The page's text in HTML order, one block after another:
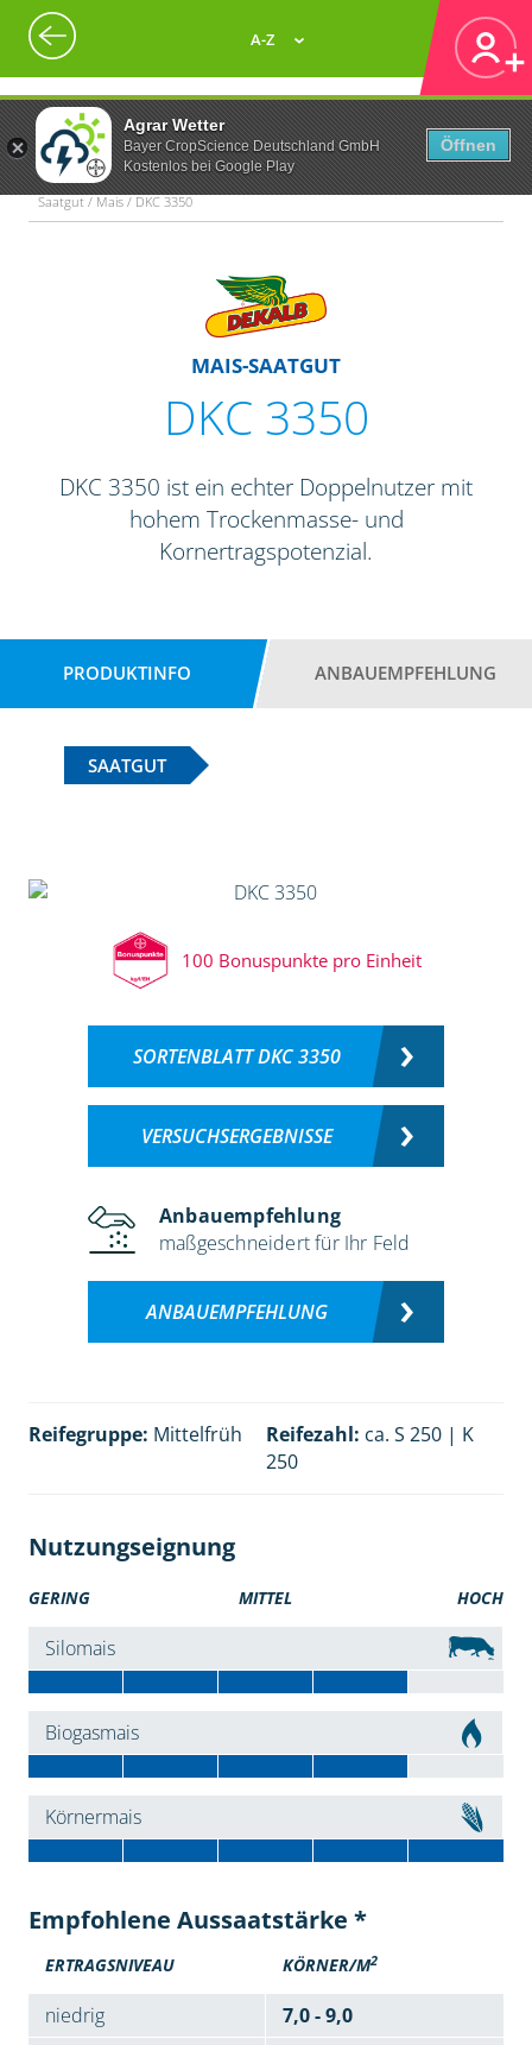
Agrar Wetter
Bayer CropScience Deutschland GmbH
Kostenlos bei Google Play
Öffnen
A-Z
Saatgut / Mais / DKC 3350
MAIS-SAATGUT
DKC 3350
DKC 3350 ist ein echter Doppelnutzer mit
hohem Trockenmasse- und
Kornertragspotenzial.
PRODUKTINFO ANBAUEMPFEHLUNG
SAATGUT
100 Bonuspunkte pro Einheit
SORTENBLATT DKC 3350
VERSUCHSERGEBNISSE
Anbauempfehlung
maßgeschneidert für Ihr Feld
ANBAUEMPFEHLUNG
Reifegruppe: Mittelfrüh Reifezahl: ca. S 250 | K
250
Nutzungseignung
GERING MITTEL HOCH
Silomais
Biogasmais
Körnermais
Empfohlene Aussaatstärke *
ERTRAGSNIVEAU KÖRNER/M2
niedrig
7,0 - 9,0